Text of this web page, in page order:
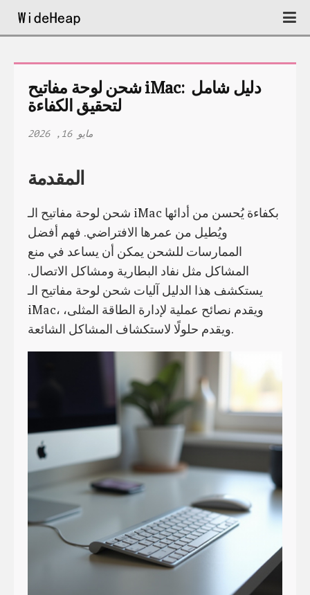
شحن لوحة مفاتيح iMac: دليل شامل
لتحقيق الكفاءة
مايو 16, 2026
المقدمة
شحن لوحة مفاتيح الـ iMac بكفاءة يُحسن من أدائها
ويُطيل من عمرها الافتراضي. فهم أفضل
الممارسات للشحن يمكن أن يساعد في منع
المشاكل مثل نفاد البطارية ومشاكل الاتصال.
يستكشف هذا الدليل آليات شحن لوحة مفاتيح الـ
iMac، ويقدم نصائح عملية لإدارة الطاقة المثلى،
ويقدم حلولًا لاستكشاف المشاكل الشائعة.